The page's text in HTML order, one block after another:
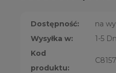
Dostępność:
na
Wysyłka w:
1-5
Kod
produktu: